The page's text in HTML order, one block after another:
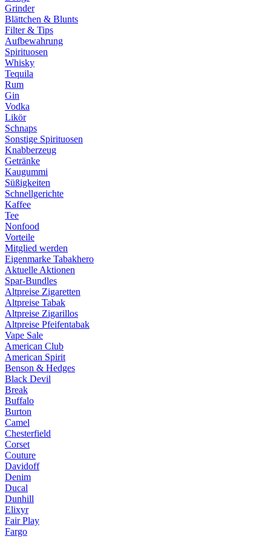
Grinder
Blättchen & Blunts
Filter & Tips
Aufbewahrung
Spirituosen
Whisky
Tequila
Rum
Gin
Vodka
Likör
Schnaps
Sonstige Spirituosen
Knabberzeug
Getränke
Kaugummi
Süßigkeiten
Schnellgerichte
Kaffee
Tee
Nonfood
Vorteile
Mitglied werden
Eigenmarke Tabakhero
Aktuelle Aktionen
Spar-Bundles
Altpreise Zigaretten
Altpreise Tabak
Altpreise Zigarillos
Altpreise Pfeifentabak
Vape Sale
American Club
American Spirit
Benson & Hedges
Black Devil
Break
Buffalo
Burton
Camel
Chesterfield
Corset
Couture
Davidoff
Denim
Ducal
Dunhill
Elixyr
Fair Play
Fargo